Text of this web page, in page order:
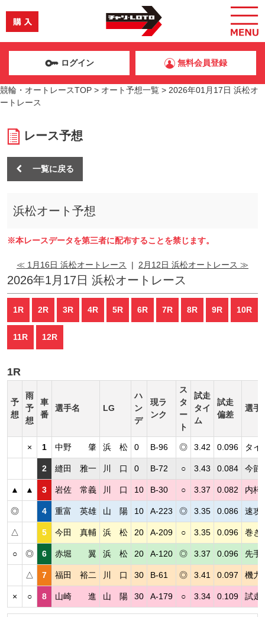
ログイン 無料会員登録
競輪・オートレースTOP > オート予想一覧 > 2026年01月17日 浜松オ
ートレース
レース予想
一覧に戻る
浜松オート予想
※本レースデータを第三者に配布することを禁じます。
≪ 1月16日 浜松オートレース | 2月12日 浜松オートレース ≫
2026年1月17日 浜松オートレース
1R 2R 3R 4R 5R 6R 7R 8R 9R 10R
11R 12R
1R
予
想
雨
予
想
車
番
選手名 LG
ハ
ン
デ
現ラ
ンク
ス
タ
ー
ト
試走
タイ
ム
試走
偏差
選手
× 1 中野 肇 浜 松 0 B-96 ◎ 3.42 0.096 タイ
2 縫田 雅一 川 口 0 B-72 ○ 3.43 0.084 今節
▲ ▲ 3 岩佐 常義 川 口 10 B-30 ○ 3.37 0.082 内枠
◎ 4 重富 英雄 山 陽 10 A-223 ◎ 3.35 0.086 速攻
△ 5 今田 真輔 浜 松 20 A-209 ○ 3.35 0.096 巻き
○ ◎ 6 赤堀 翼 浜 松 20 A-120 ◎ 3.37 0.096 先手
△ 7 福田 裕二 川 口 30 B-61 ◎ 3.41 0.097 機力
× ○ 8 山崎 進 山 陽 30 A-179 ○ 3.34 0.109 試走